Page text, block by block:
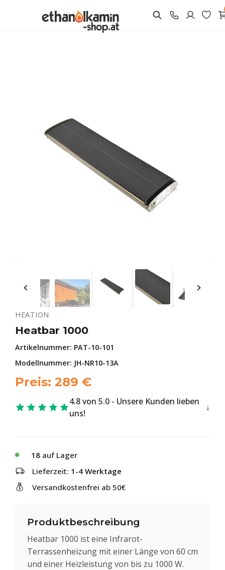
HEATION
Heatbar 1000
Artikelnummer: PAT-10-101
Modellnummer: JH-NR10-13A
Preis: 289 €
4.8 von 5.0 - Unsere Kunden lieben
uns!
18 auf Lager
Lieferzeit: 1-4 Werktage
Versandkostenfrei ab 50€
Produktbeschreibung
Heatbar 1000 ist eine Infrarot-
Terrassenheizung mit einer Länge von 60 cm
und einer Heizleistung von bis zu 1000 W.